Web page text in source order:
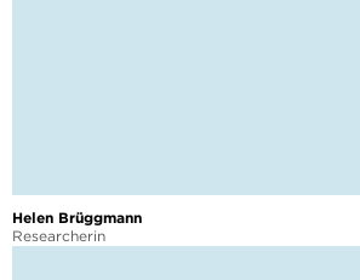
Helen Brüggmann
Researcherin